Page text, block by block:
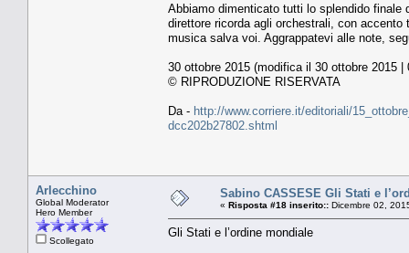
Abbiamo dimenticato tutti lo splendido finale
direttore ricorda agli orchestrali, con
musica salva voi. Aggrappatevi alle note,
30 ottobre 2015 (modifica il 30 ottobre 2015 |
© RIPRODUZIONE RISERVATA
Da - http://www.corriere.it/editoriali/
dcc202b27802.shtml
Arlecchino
Global Moderator
Hero Member
Scollegato
Sabino CASSESE Gli Stati e
« Risposta #18 inserito:: Dicembre 02,
Gli Stati e l’ordine mondiale